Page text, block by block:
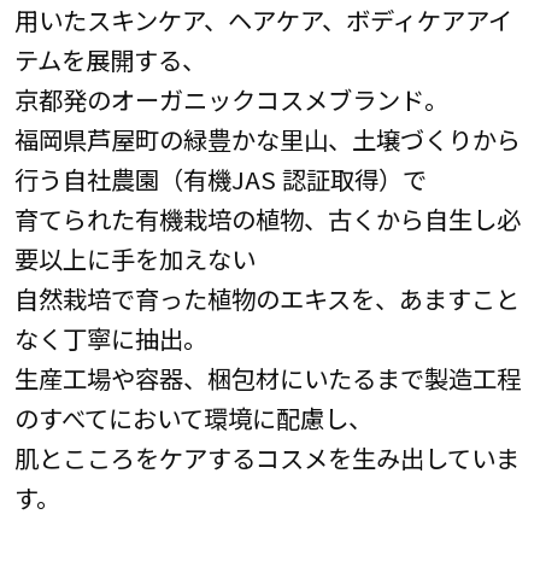
用いたスキンケア、ヘアケア、ボディケアアイ
テムを展開する、
京都発のオーガニックコスメブランド。
福岡県芦屋町の緑豊かな里山、土壌づくりから
行う自社農園（有機JAS 認証取得）で
育てられた有機栽培の植物、古くから自生し必
要以上に手を加えない
自然栽培で育った植物のエキスを、あますこと
なく丁寧に抽出。
生産工場や容器、梱包材にいたるまで製造工程
のすべてにおいて環境に配慮し、
肌とこころをケアするコスメを生み出していま
す。